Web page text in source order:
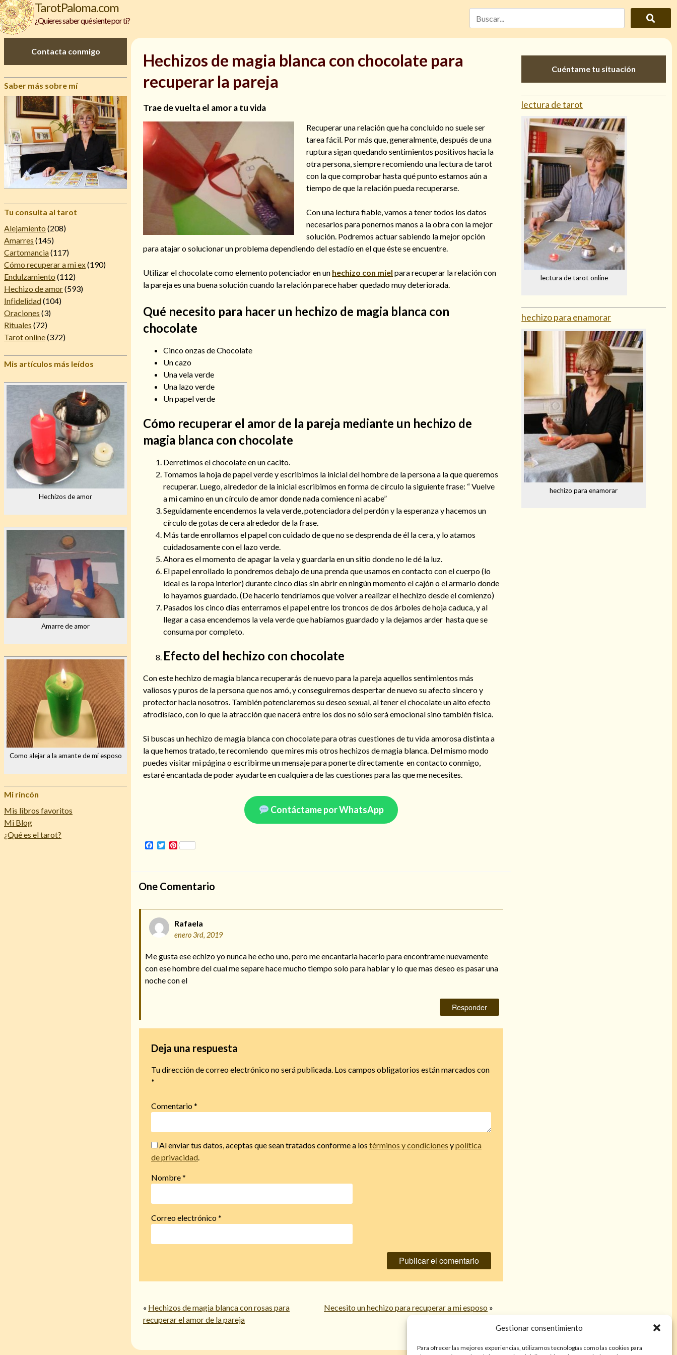
Gestionar consentimiento
Para ofrecer las mejores experiencias, utilizamos tecnologías como las cookies para
TarotPaloma.com
¿Quieres saber qué siente por ti?
Contacta conmigo
Saber más sobre mí
Tu consulta al tarot
Alejamiento (208)
Amarres (145)
Cartomancia(117)
Cómo recuperar a mi ex(190)
Endulzamiento (112)
Hechizo de amor(593)
Infidelidad(104)
Oraciones (3)
Rituales (72)
Tarot online(372)
Mis artículos más leídos
Hechizos de amor
Amarre de amor
Como alejar a la amante de mi esposo
Mi rincón
Mis libros favoritos
Mi Blog
¿Qué es el tarot?
Hechizos de magia blanca con chocolate para
recuperar la pareja
Trae de vuelta el amor a tu vida
Recuperar una relación que ha concluido no suele ser
tarea fácil. Por más que, generalmente, después de una
ruptura sigan quedando sentimientos positivos hacia la
otra persona, siempre recomiendo una lectura de tarot
con la que comprobar hasta qué punto estamos aún a
tiempo de que la relación pueda recuperarse.
Con una lectura fiable, vamos a tener todos los datos
necesarios para ponernos manos a la obra con la mejor
solución. Podremos actuar sabiendo la mejor opción
para atajar o solucionar un problema dependiendo del estadío en el que éste se encuentre.
Utilizar el chocolate como elemento potenciador en un hechizo con miel para recuperar la relación con
la pareja es una buena solución cuando la relación parece haber quedado muy deteriorada.
Qué necesito para hacer un hechizo de magia blanca con
chocolate
Cinco onzas de Chocolate
Un cazo
Una vela verde
Una lazo verde
Un papel verde
Cómo recuperar el amor de la pareja mediante un hechizo de
magia blanca con chocolate
Derretimos el chocolate en un cacito.
Tomamos la hoja de papel verde y escribimos la inicial del hombre de la persona a la que queremos
recuperar. Luego, alrededor de la inicial escribimos en forma de círculo la siguiente frase: “ Vuelve
a mi camino en un círculo de amor donde nada comience ni acabe”
Seguidamente encendemos la vela verde, potenciadora del perdón y la esperanza y hacemos un
círculo de gotas de cera alrededor de la frase.
Más tarde enrollamos el papel con cuidado de que no se desprenda de él la cera, y lo atamos
cuidadosamente con el lazo verde.
Ahora es el momento de apagar la vela y guardarla en un sitio donde no le dé la luz.
El papel enrollado lo pondremos debajo de una prenda que usamos en contacto con el cuerpo (lo
ideal es la ropa interior) durante cinco días sin abrir en ningún momento el cajón o el armario donde
lo hayamos guardado. (De hacerlo tendríamos que volver a realizar el hechizo desde el comienzo)
Pasados los cinco días enterramos el papel entre los troncos de dos árboles de hoja caduca, y al
llegar a casa encendemos la vela verde que habíamos guardado y la dejamos arder hasta que se
consuma por completo.
Efecto del hechizo con chocolate
Con este hechizo de magia blanca recuperarás de nuevo para la pareja aquellos sentimientos más
valiosos y puros de la persona que nos amó, y conseguiremos despertar de nuevo su afecto sincero y
protector hacia nosotros. También potenciaremos su deseo sexual, al tener el chocolate un alto efecto
afrodisíaco, con lo que la atracción que nacerá entre los dos no sólo será emocional sino también física.
Si buscas un hechizo de magia blanca con chocolate para otras cuestiones de tu vida amorosa distinta a
la que hemos tratado, te recomiendo que mires mis otros hechizos de magia blanca. Del mismo modo
puedes visitar mi página o escribirme un mensaje para ponerte directamente en contacto conmigo,
estaré encantada de poder ayudarte en cualquiera de las cuestiones para las que me necesites.
Contáctame por WhatsApp
Facebook
TwitterPinterest
One Comentario
Rafaela
enero 3rd, 2019
Me gusta ese echizo yo nunca he echo uno, pero me encantaria hacerlo para encontrame nuevamente
con ese hombre del cual me separe hace mucho tiempo solo para hablar y lo que mas deseo es pasar una
noche con el
Responder
Deja una respuesta
Tu dirección de correo electrónico no será publicada. Los campos obligatorios están marcados con
*
Comentario*
Al enviar tus datos, aceptas que sean tratados conforme a los términos y condiciones ypolítica
de privacidad.
Nombre*
Correo electrónico*
« Hechizos de magia blanca con rosas para
recuperar el amor de la pareja
Necesito un hechizo para recuperar a mi esposo »
Cuéntame tu situación
lectura de tarot
lectura de tarot online
hechizo para enamorar
hechizo para enamorar